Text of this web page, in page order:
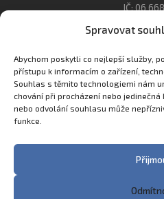
Spravovat
Abychom poskytli co nejlepší služby,
přístupu k informacím o zařízení,
Souhlas s těmito technologiemi nám
chování při procházení nebo
nebo odvolání souhlasu může
funkce.
IČ: 06
493 623 021,
Pověřenec pro
Innovation One s.r.o. IČO:
Filip Šikola +420 775 992